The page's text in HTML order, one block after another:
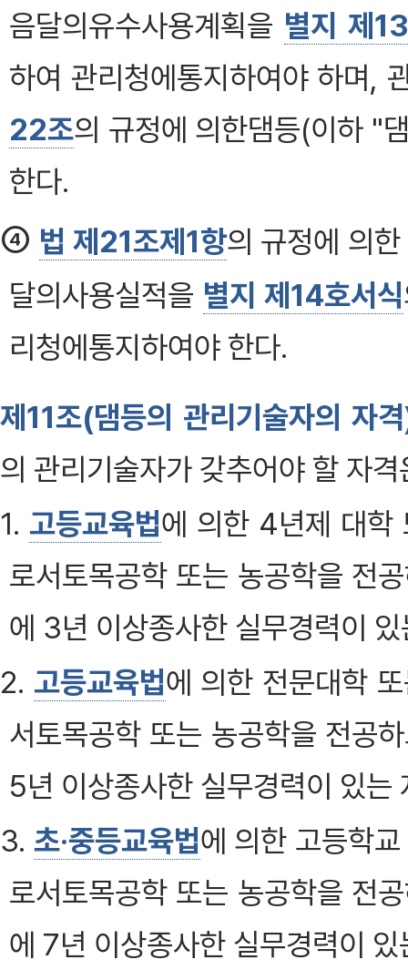
음달의유수사용계획을 별지 제
하여 관리청에통지하여야 하며,
22조의 규정에 의한댐등(이하 "
한다.
④ 법 제21조제1항의 규정에 의
달의사용실적을 별지 제14호서식
리청에통지하여야 한다.
제11조(댐등의 관리기술자의 자
의 관리기술자가 갖추어야 할 자
1. 고등교육법에 의한 4년제 대학
로서토목공학 또는 농공학을 전
에 3년 이상종사한 실무경력이
2. 고등교육법에 의한 전문대학
서토목공학 또는 농공학을 전공
5년 이상종사한 실무경력이 있는
3. 초·중등교육법에 의한 고등학
로서토목공학 또는 농공학을 전
에 7년 이상종사한 실무경력이 있